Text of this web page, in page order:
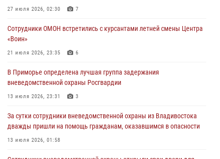
Росгвардейцы в Приморье приняли участие в молебне,
28 июля 2026, 05:39
В Международный День тигра на открытии III семейных
службе
27 июля 2026, 02:30
27 июля 2026, 02:30 7
Сотрудники ОМОН встретились с курсантами летней смены Центра
«Воин»
21 июля 2026, 23:35 6
В Приморье определена лучшая группа задержания
вневедомственной охраны Росгвардии
13 июля 2026, 23:31 3
За сутки сотрудники вневедомственной охраны из Владивостока
дважды пришли на помощь гражданам, оказавшимся в опасности
13 июля 2026, 01:58